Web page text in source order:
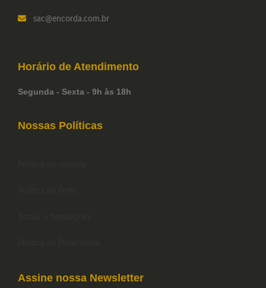
sac@encorda.com.br
Horário de Atendimento
Segunda - Sexta - 9h às 18h
Nossas Políticas
Assine nossa Newsletter